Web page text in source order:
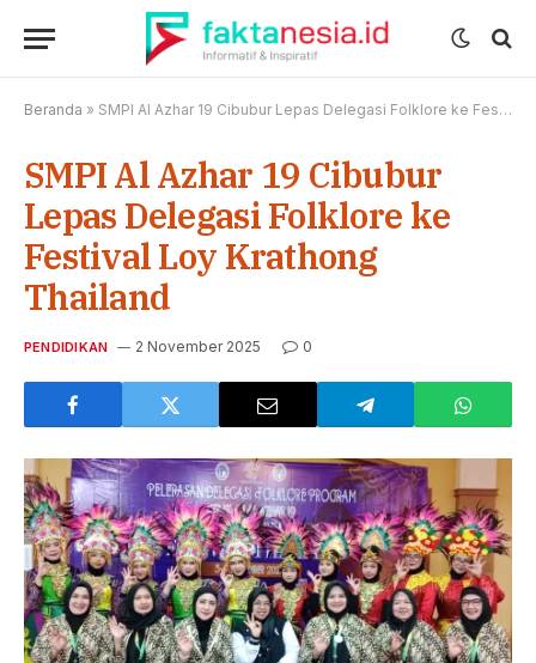
Beranda » SMPI Al Azhar 19 Cibubur Lepas Delegasi Folklore ke Festival Loy Krathong Thailand
SMPI Al Azhar 19 Cibubur
Lepas Delegasi Folklore ke
Festival Loy Krathong
Thailand
PENDIDIKAN 2 November 2025 0